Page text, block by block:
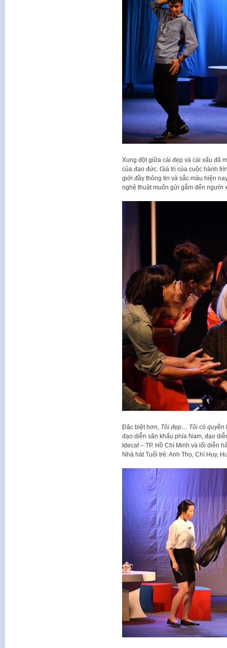
Xung đột giữa cái đẹp và cái xấu đã
của đạo đức. Giá trị của cuộc hành
giới đầy thông tin và sắc màu hiện
nghệ thuật muốn gửi gắm đến người
Đặc biệt hơn, Tôi đẹp… Tôi có quyền
đạo diễn sân khấu phía Nam, đạo
Idecaf – TP. Hồ Chí Minh và lối diễn
Nhà hát Tuổi trẻ: Anh Thọ, Chí Huy,